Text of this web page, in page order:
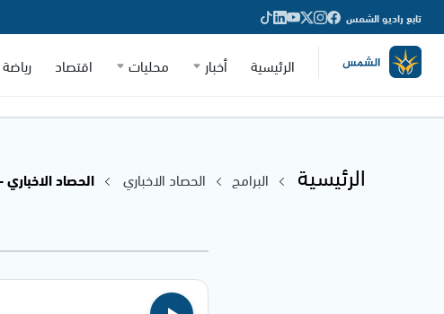
تابع راديو الشمس
الرئيسية أخبار محليات اقتصاد رياضة
الرئيسية البرامج الحصاد الاخباري
الحصاد الاخباري -